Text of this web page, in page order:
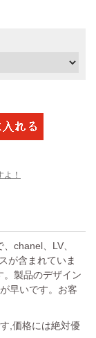
！
chanel、LV、
が含まれていま
。製品のデザイン
早いです。お客
,価格には絶対優